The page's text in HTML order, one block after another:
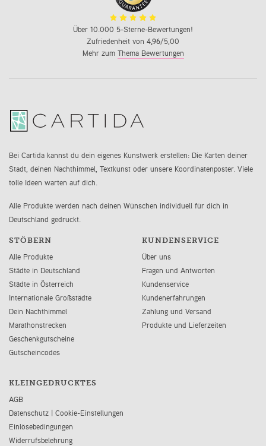
Über 10.000 5-Sterne-Bewertungen!
Zufriedenheit von 4,96/5,00
Mehr zum Thema Bewertungen
Bei Cartida kannst du dein eigenes Kunstwerk erstellen: Die Karten deiner
Stadt, deinen Nachthimmel, Textkunst oder unsere Koordinatenposter. Viele
tolle Ideen warten auf dich.
Alle Produkte werden nach deinen Wünschen individuell für dich in
Deutschland gedruckt.
STÖBERN
Alle Produkte
Städte in Deutschland
Städte in Österreich
Internationale Großstädte
Dein Nachthimmel
Marathonstrecken
Geschenkgutscheine
Gutscheincodes
KUNDENSERVICE
Über uns
Fragen und Antworten
Kundenservice
Kundenerfahrungen
Zahlung und Versand
Produkte und Lieferzeiten
KLEINGEDRUCKTES
AGB
Datenschutz | Cookie-Einstellungen
Einlösebedingungen
Widerrufsbelehrung